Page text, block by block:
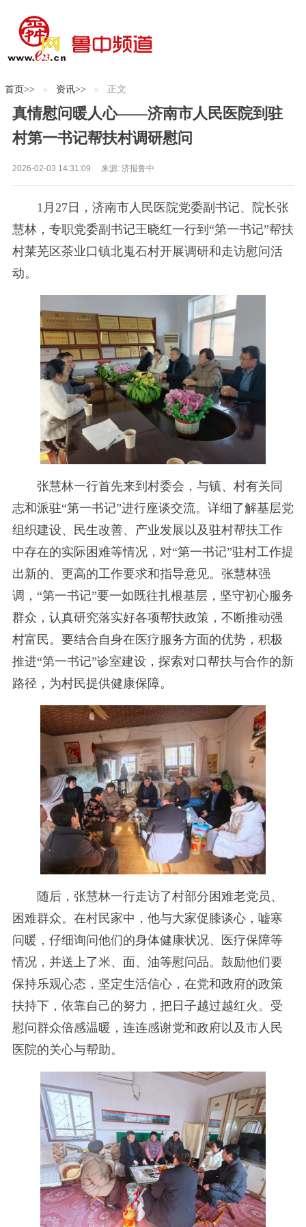
首页>> 资讯>> 正文
真情慰问暖人心——济南市人民医院到驻
村第一书记帮扶村调研慰问
2026-02-03 14:31:09 来源: 济报鲁中
1月27日，济南市人民医院党委副书记、院长张
慧林，专职党委副书记王晓红一行到“第一书记”帮扶
村莱芜区茶业口镇北嵬石村开展调研和走访慰问活
动。
张慧林一行首先来到村委会，与镇、村有关同
志和派驻“第一书记”进行座谈交流。详细了解基层党
组织建设、民生改善、产业发展以及驻村帮扶工作
中存在的实际困难等情况，对“第一书记”驻村工作提
出新的、更高的工作要求和指导意见。张慧林强
调，“第一书记”要一如既往扎根基层，坚守初心服务
群众，认真研究落实好各项帮扶政策，不断推动强
村富民。要结合自身在医疗服务方面的优势，积极
推进“第一书记”诊室建设，探索对口帮扶与合作的新
路径，为村民提供健康保障。
随后，张慧林一行走访了村部分困难老党员、
困难群众。在村民家中，他与大家促膝谈心，嘘寒
问暖，仔细询问他们的身体健康状况、医疗保障等
情况，并送上了米、面、油等慰问品。鼓励他们要
保持乐观心态，坚定生活信心，在党和政府的政策
扶持下，依靠自己的努力，把日子越过越红火。受
慰问群众倍感温暖，连连感谢党和政府以及市人民
医院的关心与帮助。